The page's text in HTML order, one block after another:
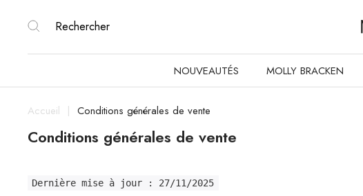
NOUVEAUTÉS MOLLY BRACKEN
Accueil Conditions générales de vente
Conditions générales de vente
Dernière mise à jour : 27/11/2025